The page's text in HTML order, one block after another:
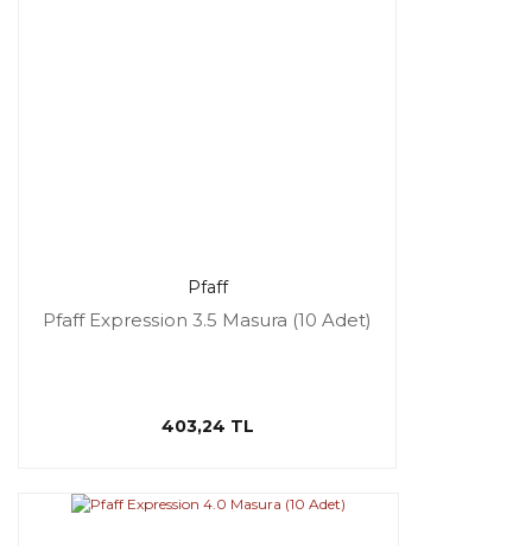
Pfaff
Pfaff Expression 3.5 Masura (10 Adet)
403,24 TL